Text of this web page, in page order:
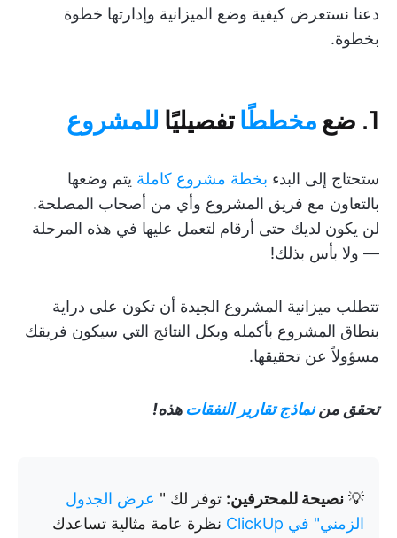
دعنا نستعرض كيفية وضع الميزانية وإدارتها خطوة
بخطوة.
1. ضع مخططًا تفصيليًا للمشروع
ستحتاج إلى البدء بخطة مشروع كاملة يتم وضعها
بالتعاون مع فريق المشروع وأي من أصحاب المصلحة.
لن يكون لديك حتى أرقام لتعمل عليها في هذه المرحلة
— ولا بأس بذلك!
تتطلب ميزانية المشروع الجيدة أن تكون على دراية
بنطاق المشروع بأكمله وبكل النتائج التي سيكون فريقك
مسؤولاً عن تحقيقها.
تحقق مننماذج تقارير النفقات هذه!
💡 نصيحة للمحترفين: توفر لك " عرض الجدول
الزمني" في ClickUp
نظرة عامة مثالية تساعدك